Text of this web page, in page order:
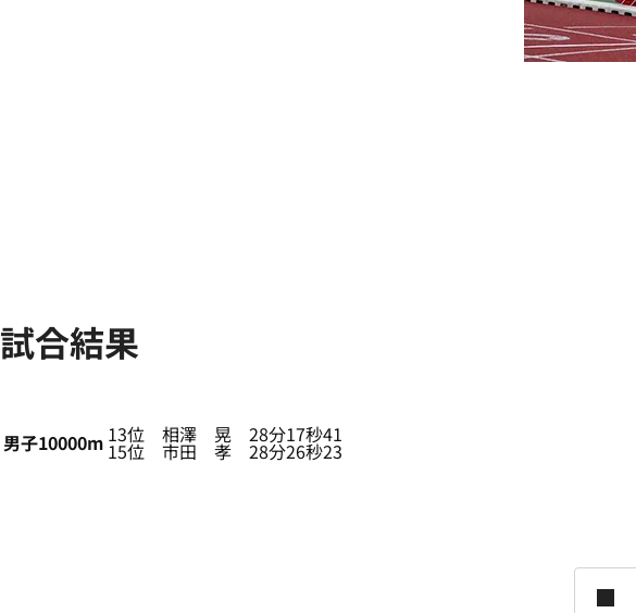
試合結果
男子10000m 13位 相澤 晃 28分17秒41
15位 市田 孝 28分26秒23